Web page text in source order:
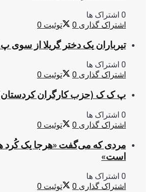
0 اشتراک ها
اشتراک گذاری 0 توئیت 0
تیرباران یک دختر گریلا از
0 اشتراک ها
اشتراک گذاری 0 توئیت 0
پ ک ک (حزب کارگران
0 اشتراک ها
اشتراک گذاری 0 توئیت 0
مردی که می‌گفت «هرجا یک کُرد
است»
0 اشتراک ها
اشتراک گذاری 0 توئیت 0